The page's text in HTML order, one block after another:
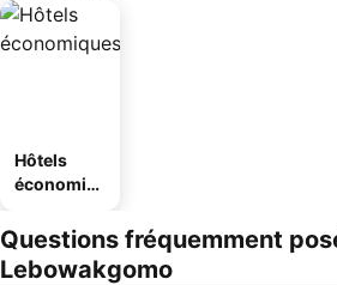
Hôtels
économiq
Questions fréquemment
Lebowakgomo